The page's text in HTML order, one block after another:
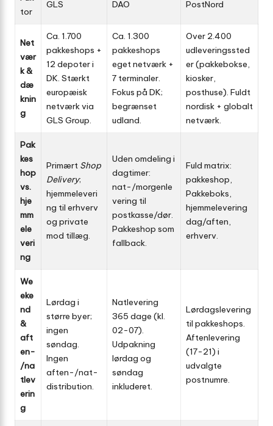
tor
GLS DAO PostNord
Net
vær
k &
dæ
knin
g
Ca. 1.700
pakkeshops +
12 depoter i
DK. Stærkt
europæisk
netværk via
GLS Group.
Ca. 1.300
pakkeshops
eget netværk +
7 terminaler.
Fokus på DK;
begrænset
udland.
Over 2.400
udleveringssted
er (pakkebokse,
kiosker,
posthuse). Fuldt
nordisk + globalt
netværk.
Pak
kes
hop
vs.
hje
mm
ele
veri
ng
Primært Shop
Delivery;
hjemmeleveri
ng til erhverv
og private
mod tillæg.
Uden omdeling i
dagtimer:
nat-/morgenle
vering til
postkasse/dør.
Pakkeshop som
fallback.
Fuld matrix:
pakkeshop,
Pakkeboks,
hjemmelevering
dag/aften,
erhverv.
We
eke
nd
&
aft
en-
/na
tlev
erin
g
Lørdag i
større byer;
ingen
søndag.
Ingen
aften-/nat-
distribution.
Natlevering
365 dage (kl.
02-07).
Udpakning
lørdag og
søndag
inkluderet.
Lørdagslevering
til pakkeshops.
Aftenlevering
(17-21) i
udvalgte
postnumre.